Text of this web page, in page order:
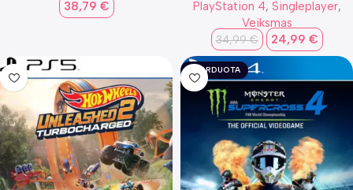
38,79 €
PlayStation 4, Singleplayer,
Veiksmas
34,99€ 24,99 €
IŠPARDUOTA